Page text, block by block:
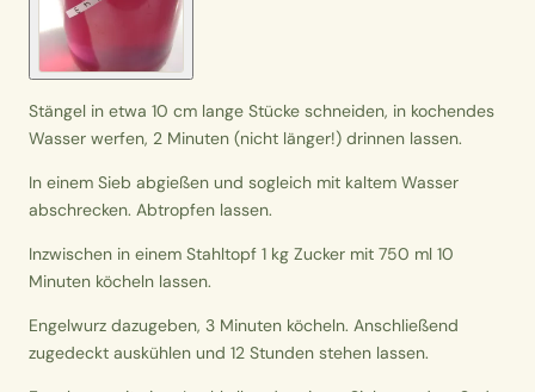
Stängel in etwa 10 cm lange Stücke schneiden, in kochendes
Wasser werfen, 2 Minuten (nicht länger!) drinnen lassen.
In einem Sieb abgießen und sogleich mit kaltem Wasser
abschrecken. Abtropfen lassen.
Inzwischen in einem Stahltopf 1 kg Zucker mit 750 ml 10
Minuten köcheln lassen.
Engelwurz dazugeben, 3 Minuten köcheln. Anschließend
zugedeckt auskühlen und 12 Stunden stehen lassen.